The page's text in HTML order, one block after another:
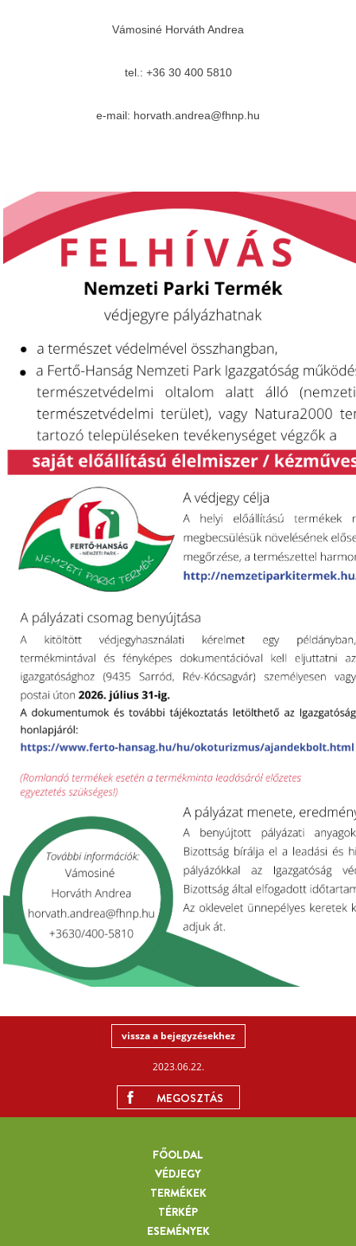
Vámosiné Horváth Andrea
tel.: +36 30 400 5810
e-mail: horvath.andrea@fhnp.hu
vissza a bejegyzésekhez
2023.06.22.
MEGOSZTÁS
FŐOLDAL
VÉDJEGY
TERMÉKEK
TÉRKÉP
ESEMÉNYEK